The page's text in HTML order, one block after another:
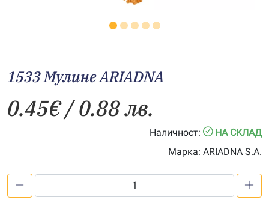
1533 Мулине АRIADNA
0.45€/ 0.88 лв.
Наличност:
НА СКЛАД
Марка: ARIADNA S.A.